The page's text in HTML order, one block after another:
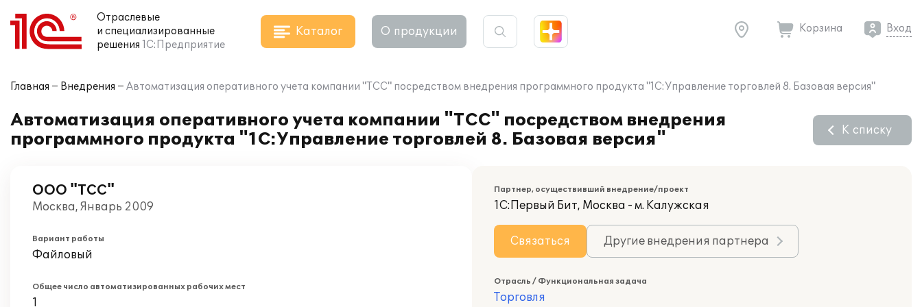
Отраслевые
и специализированные
решения 1С:Предприятие
Каталог О продукции Корзина Вход
Главная Внедрения Автоматизация оперативного учета компании "ТСС" посредством внедрения программного продукта "1С:Управление торговлей 8. Базовая версия"
Автоматизация оперативного учета компании "ТСС" посредством внедрения
программного продукта "1С:Управление торговлей 8. Базовая версия"
К списку
ООО "ТСС"
Москва, Январь 2009
Вариант работы
Файловый
Общее число автоматизированных рабочих мест
1
Партнер, осуществивший внедрение/проект
1С:Первый Бит, Москва - м. Калужская
Связаться Другие внедрения партнера
Отрасль / Функциональная задача
Торговля